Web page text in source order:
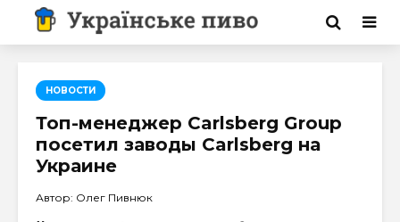
НОВОСТИ
Топ-менеджер Carlsberg Group
посетил заводы Carlsberg на
Украине
Автор: Олег Пивнюк